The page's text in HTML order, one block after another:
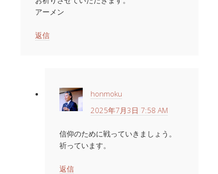
アーメン
返信
honmoku
2025年7月3日 7:58 AM
信仰のために戦っていきましょう。
祈っています。
返信